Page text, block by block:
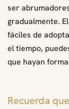
ser
gradualmente.
fáciles de
el tiempo,
que hayan
Recuerda